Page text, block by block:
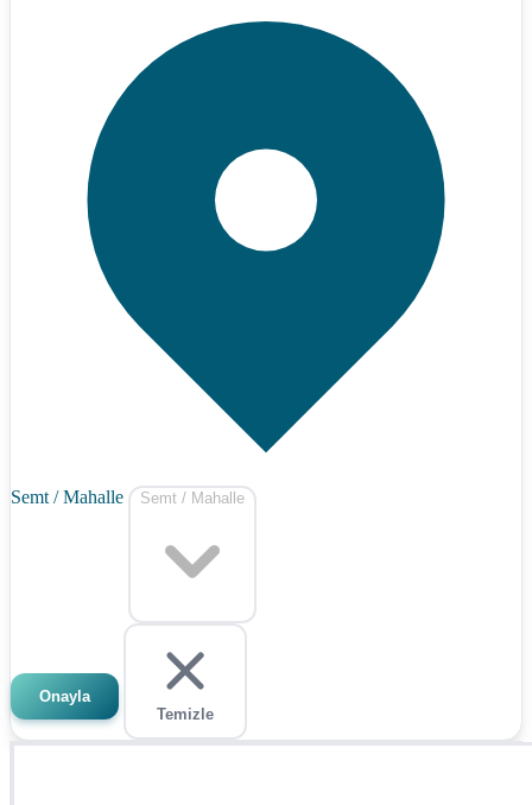
Semt / Mahalle Semt / Mahalle
Onayla
Temizle